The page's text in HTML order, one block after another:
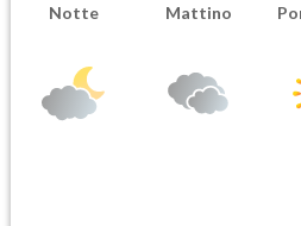
Notte Mattino